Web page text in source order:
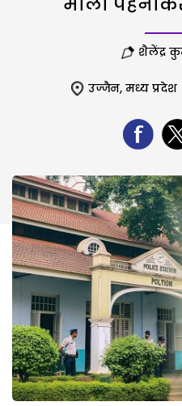
शैलेंद्र
उज्जैन, मध्य प्रदेश